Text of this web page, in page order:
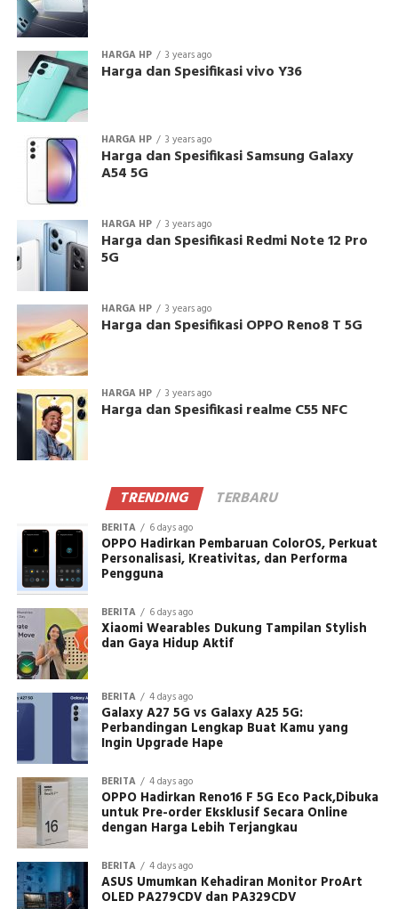
HARGA HP 3 years ago
Harga dan Spesifikasi vivo Y36
HARGA HP 3 years ago
Harga dan Spesifikasi Samsung Galaxy
A54 5G
HARGA HP 3 years ago
Harga dan Spesifikasi Redmi Note 12 Pro
5G
HARGA HP 3 years ago
Harga dan Spesifikasi OPPO Reno8 T 5G
HARGA HP 3 years ago
Harga dan Spesifikasi realme C55 NFC
TRENDING TERBARU
BERITA 6 days ago
OPPO Hadirkan Pembaruan ColorOS, Perkuat
Personalisasi, Kreativitas, dan Performa
Pengguna
BERITA 6 days ago
Xiaomi Wearables Dukung Tampilan Stylish
dan Gaya Hidup Aktif
BERITA 4 days ago
Galaxy A27 5G vs Galaxy A25 5G:
Perbandingan Lengkap Buat Kamu yang
Ingin Upgrade Hape
BERITA 4 days ago
OPPO Hadirkan Reno16 F 5G Eco Pack,Dibuka
untuk Pre-order Eksklusif Secara Online
dengan Harga Lebih Terjangkau
BERITA 4 days ago
ASUS Umumkan Kehadiran Monitor ProArt
OLED PA279CDV dan PA329CDV